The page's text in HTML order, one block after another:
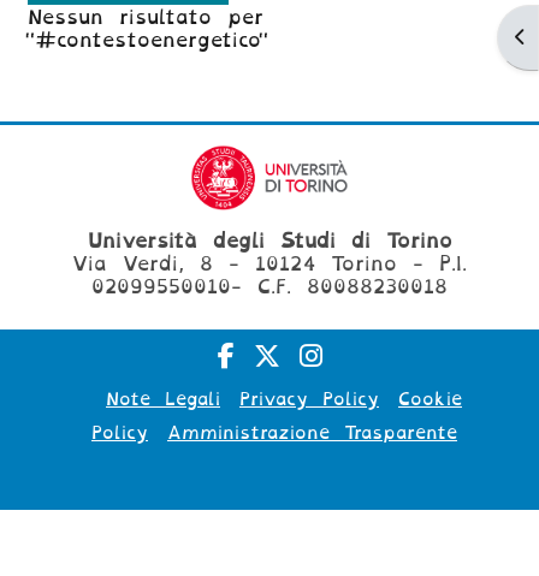
Nessun risultato per
"#contestoenergetico"
Università degli Studi di Torino
Via Verdi, 8 - 10124 Torino - P.I.
02099550010- C.F. 80088230018
Note Legali Privacy Policy
Cookie
Policy
Amministrazione Trasparente